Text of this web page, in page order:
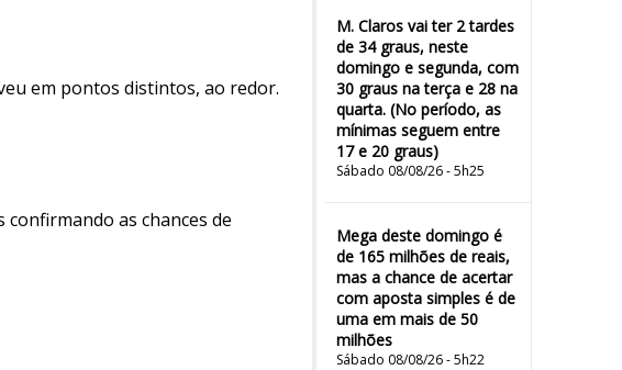
M. Claros vai ter 2 tardes
de 34 graus, neste
domingo e segunda, com
30 graus na terça e 28 na
quarta. (No período, as
mínimas seguem entre
17 e 20 graus)
Sábado 08/08/26 - 5h25
Mega deste domingo é
de 165 milhões de reais,
mas a chance de acertar
com aposta simples é de
uma em mais de 50
milhões
Sábado 08/08/26 - 5h22
em pontos distintos, ao redor.
as chances de